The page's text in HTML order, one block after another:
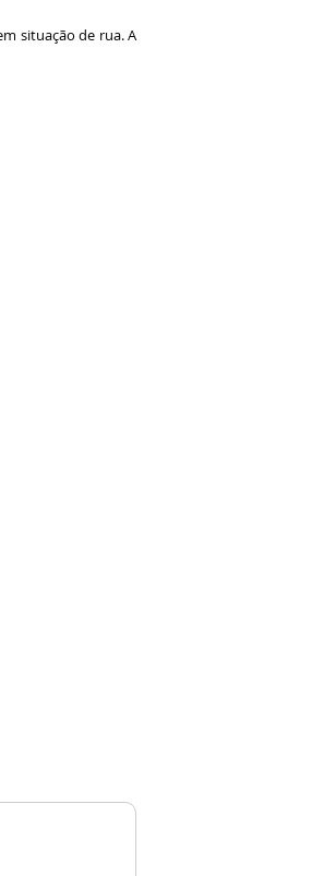
situação de rua. A